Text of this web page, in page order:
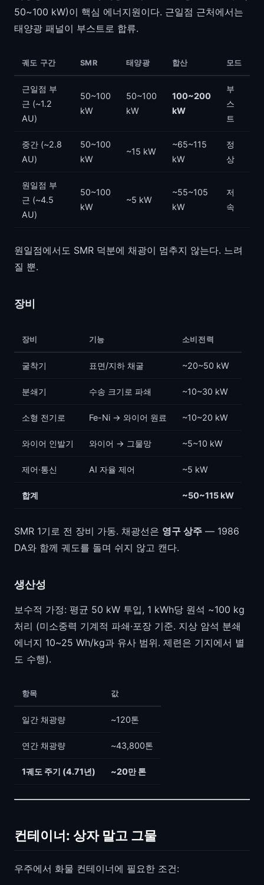
50~100 kW)이 핵심 에너지원이다. 근일점 근처에서는
태양광 패널이 부스트로 합류.
궤도 구간 SMR 태양광 합산 모드
근일점 부
근 (~1.2
AU)
50~100
kW
50~100
kW
100~200
kW
부
스
트
중간 (~2.8
AU)
50~100
kW
~15 kW
~65~115
kW
정
상
원일점 부
근 (~4.5
AU)
50~100
kW
~5 kW
~55~105
kW
저
속
원일점에서도 SMR 덕분에 채광이 멈추지 않는다. 느려
질 뿐.
장비
장비 기능 소비전력
굴착기 표면/지하 채굴 ~20~50 kW
분쇄기 수송 크기로 파쇄 ~10~30 kW
소형 전기로 Fe-Ni → 와이어 원료 ~10~20 kW
와이어 인발기 와이어 → 그물망 ~5~10 kW
제어·통신 AI 자율 제어 ~5 kW
합계 ~50~115 kW
SMR 1기로 전 장비 가동. 채광선은 영구 상주 — 1986
DA와 함께 궤도를 돌며 쉬지 않고 캔다.
생산성
보수적 가정: 평균 50 kW 투입, 1 kWh당 원석 ~100 kg
처리 (미소중력 기계적 파쇄·포장 기준. 지상 암석 분쇄
에너지 10~25 Wh/kg과 유사 범위. 제련은 기지에서 별
도 수행).
항목 값
일간 채광량 ~120톤
연간 채광량 ~43,800톤
1궤도 주기 (4.71년) ~20만 톤
컨테이너: 상자 말고 그물
우주에서 화물 컨테이너에 필요한 조건: